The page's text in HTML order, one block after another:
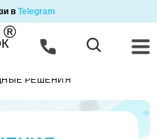
в Telegram
®
РЕШЕНИЯ